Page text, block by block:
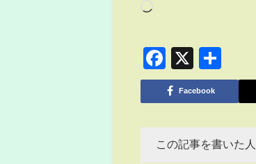
Facebook
X
有
Facebook
この記事を書いた人